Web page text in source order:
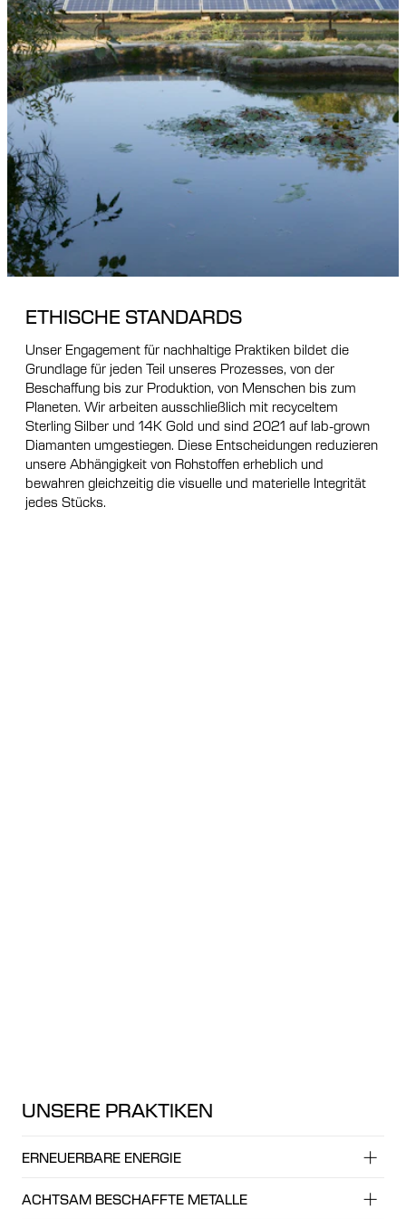
ETHISCHE STANDARDS
Unser Engagement für nachhaltige Praktiken bildet die
Grundlage für jeden Teil unseres Prozesses, von der
Beschaffung bis zur Produktion, von Menschen bis zum
Planeten. Wir arbeiten ausschließlich mit recyceltem
Sterling Silber und 14K Gold und sind 2021 auf lab-grown
Diamanten umgestiegen. Diese Entscheidungen reduzieren
unsere Abhängigkeit von Rohstoffen erheblich und
bewahren gleichzeitig die visuelle und materielle Integrität
jedes Stücks.
UNSERE PRAKTIKEN
ERNEUERBARE ENERGIE
Unser langjähriger Partner in Jaipur, Indien, nutzt 70 %
ACHTSAM BESCHAFFTE METALLE